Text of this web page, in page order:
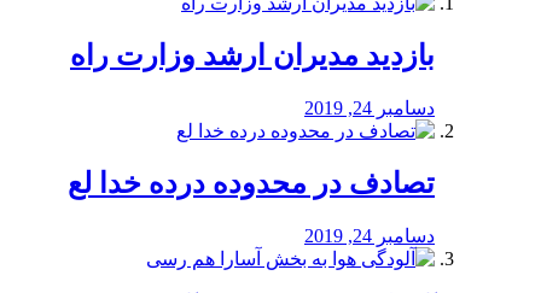
بازدید مدیران ارشد وزارت راه
دسامبر 24, 2019
تصادف در محدوده درده خدا لع
دسامبر 24, 2019